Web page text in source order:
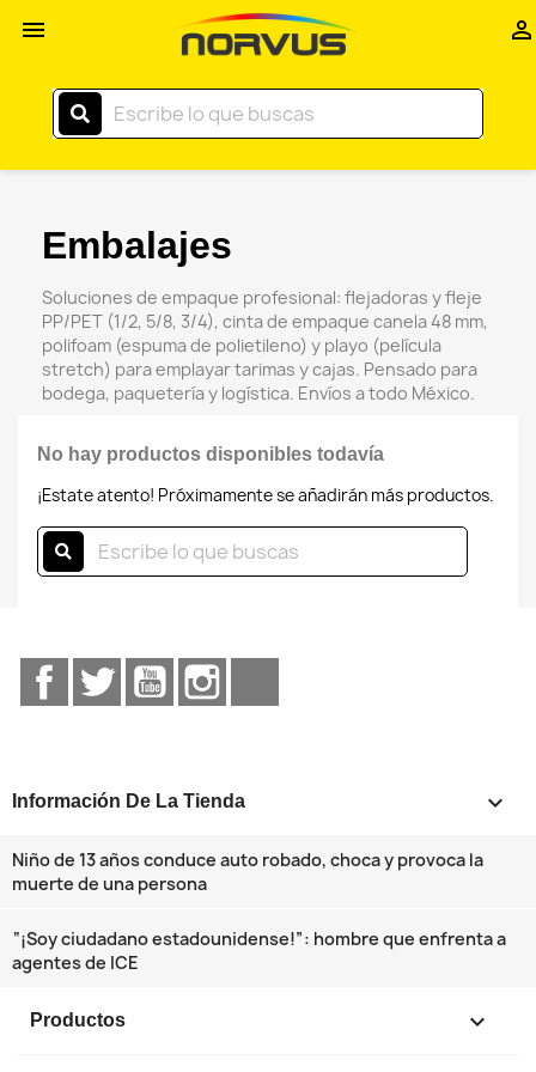
 
Comercial
Embalajes
Soluciones de empaque profesional: flejadoras y fleje
PP/PET (1/2, 5/8, 3/4), cinta de empaque canela 48 mm,
polifoam (espuma de polietileno) y playo (película
stretch) para emplayar tarimas y cajas. Pensado para
bodega, paquetería y logística. Envíos a todo México.
No hay productos disponibles todavía
¡Estate atento! Próximamente se añadirán más productos.
FacebookTwitterYouTube
Información De La Tienda keyboard_arrow_down
Niño de 13 años conduce auto robado, choca y provoca la
muerte de una persona
“¡Soy ciudadano estadounidense!”: hombre que enfrenta a
agentes de ICE
Productos 